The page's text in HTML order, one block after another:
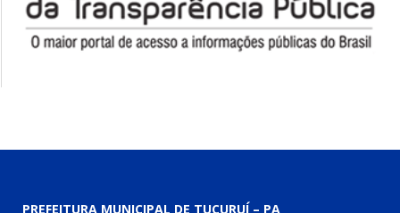
PREFEITURA MUNICIPAL DE TUCURUÍ – PA